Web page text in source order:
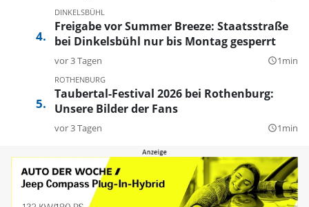
DINKELSBÜHL
Freigabe vor Summer Breeze: Staatsstraße
bei Dinkelsbühl nur bis Montag gesperrt
vor 3 Tagen query_builder1min
ROTHENBURG
Taubertal-Festival 2026 bei Rothenburg:
Unsere Bilder der Fans
vor 3 Tagen query_builder1min